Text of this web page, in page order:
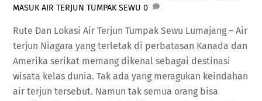
MASUK AIR TERJUN TUMPAK SEWU 0
Rute Dan Lokasi Air Terjun Tumpak Sewu Lumajang – Air
terjun Niagara yang terletak di perbatasan Kanada dan
Amerika serikat memang dikenal sebagai destinasi
wisata kelas dunia. Tak ada yang meragukan keindahan
air terjun tersebut. Namun tak semua orang bisa